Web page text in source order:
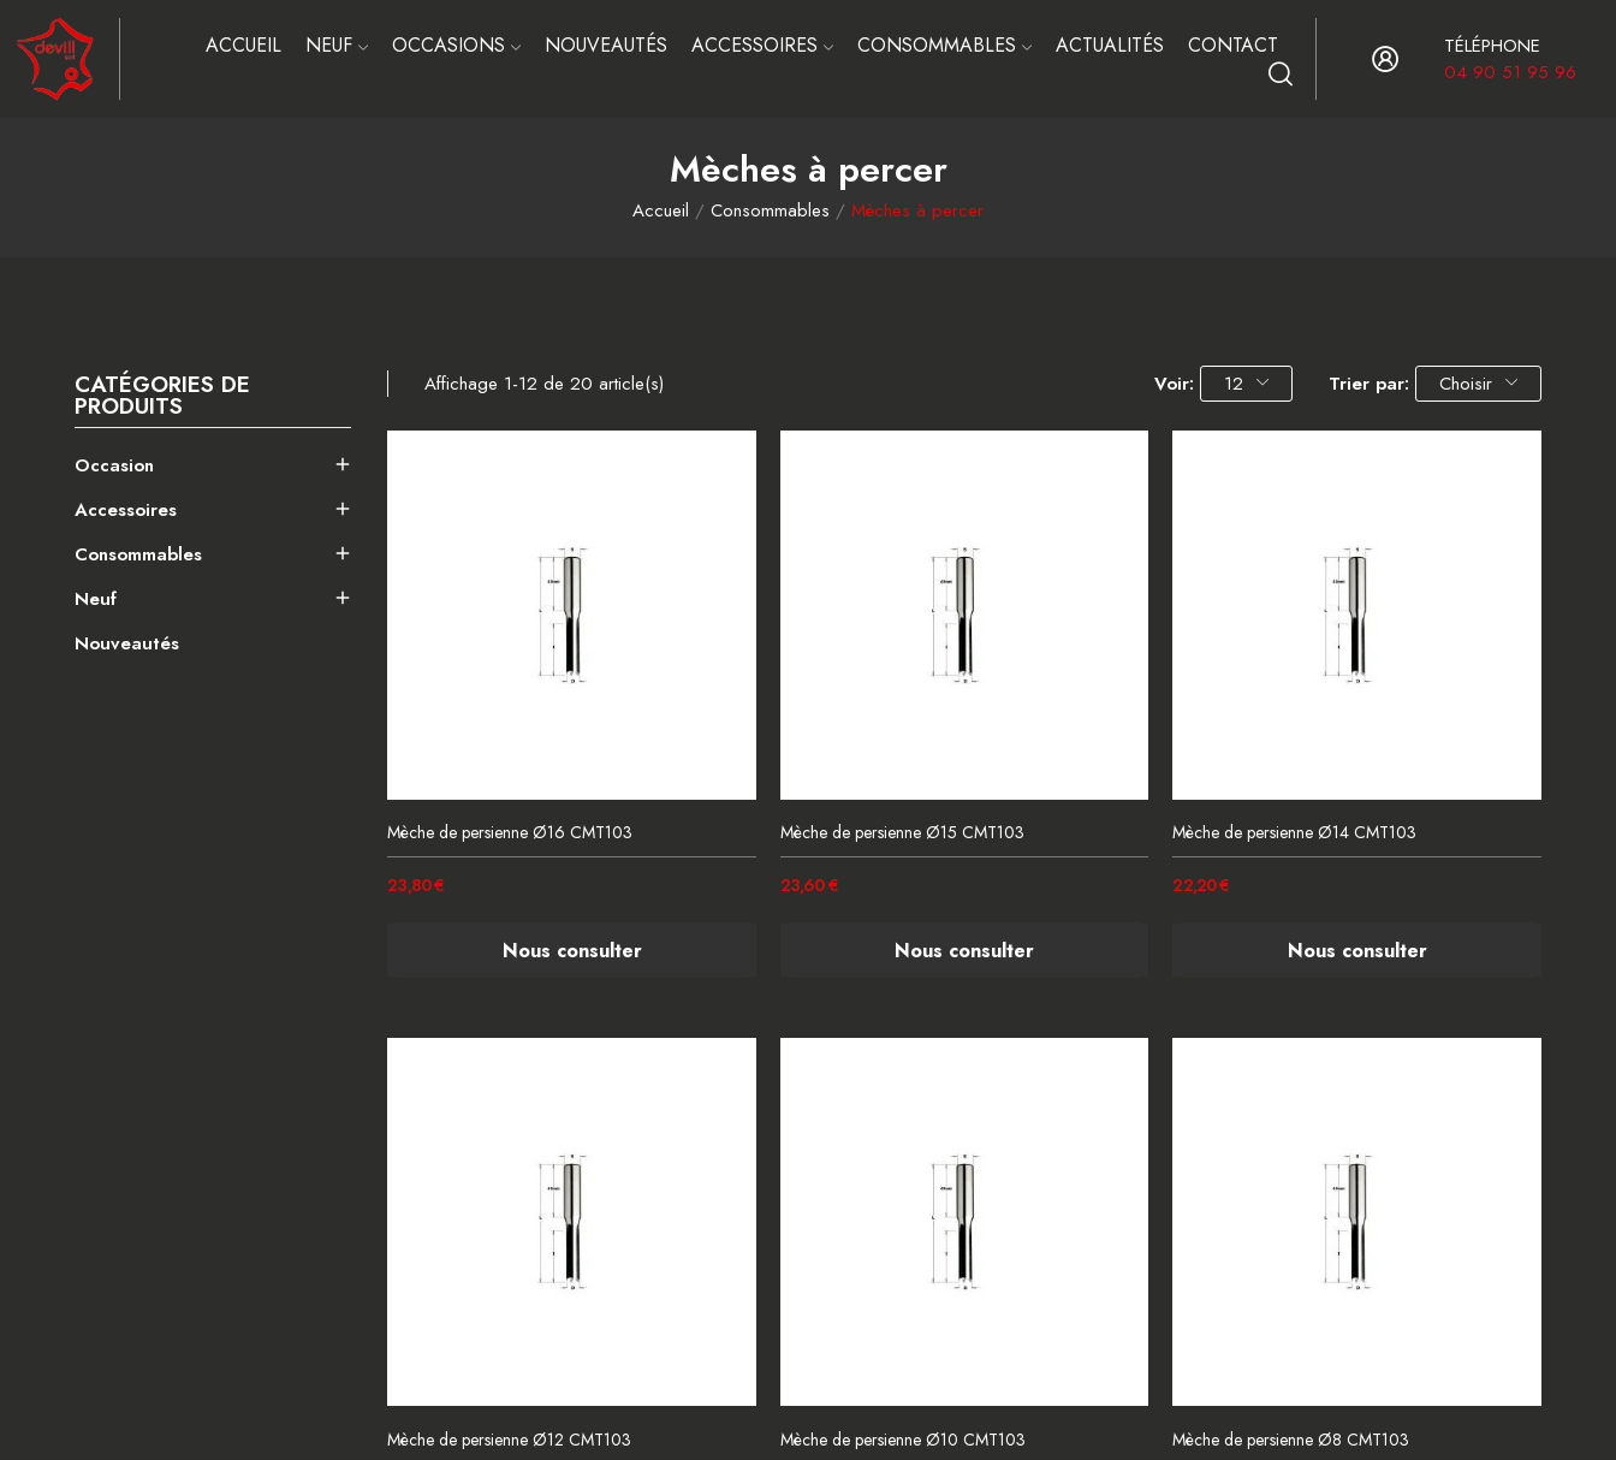
ACCUEIL NEUF OCCASIONS NOUVEAUTÉS ACCESSOIRES CONSOMMABLES ACTUALITÉS CONTACT
TÉLÉPHONE
04 90 51 95 96
Mèches à percer
Accueil Consommables Mèches à percer
CATÉGORIES DE
PRODUITS
Occasion 
Accessoires 
Consommables 
Neuf 
Nouveautés
Affichage 1-12 de 20 article(s) Voir: 12 Trier par: Choisir
Mèche de persienne Ø16 CMT103
23,80 €
Nous consulter
Mèche de persienne Ø15 CMT103
23,60 €
Nous consulter
Mèche de persienne Ø14 CMT103
22,20 €
Nous consulter
Mèche de persienne Ø12 CMT103 Mèche de persienne Ø10 CMT103 Mèche de persienne Ø8 CMT103